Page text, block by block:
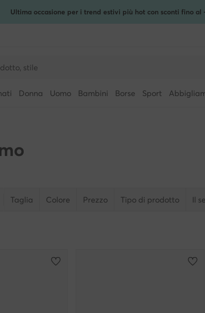
Ultima occasione per i trend estivi più hot con sconti fino al
Donna Uomo Bambini Borse Sport
Taglia Colore Prezzo Tipo di prodotto Il